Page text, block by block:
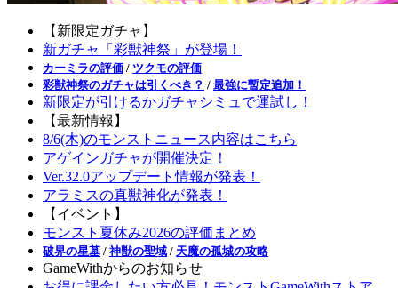
【新限定ガチャ】
新ガチャ「彩獣神祭」が登場！
カーミラの評価 / ツクモの評価
彩獣神祭のガチャは引くべき？ / 最強に暫定追加！
新限定が引けるかガチャシミュで運試し！
【最新情報】
8/6(木)のモンストニュース内容はこちら
アゲインガチャが開催決定！
Ver.32.0アップデート情報が発表！
アラミスの真獣神化が発表！
【イベント】
モンスト夏休み2026の評価まとめ
破界の星墓 / 神獣の聖域 / 天魔の孤城の攻略
GameWithからのお知らせ